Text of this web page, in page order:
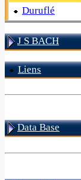
Duruflé
J S BACH
Liens
Data Base